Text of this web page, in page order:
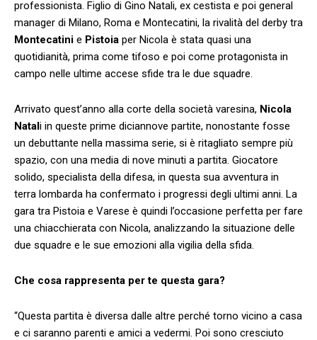
professionista. Figlio di Gino Natali, ex cestista e poi general
manager di Milano, Roma e Montecatini, la rivalità del derby tra
Montecatini e Pistoia per Nicola è stata quasi una
quotidianità, prima come tifoso e poi come protagonista in
campo nelle ultime accese sfide tra le due squadre.
Arrivato quest’anno alla corte della società varesina, Nicola
Natali in queste prime diciannove partite, nonostante fosse
un debuttante nella massima serie, si è ritagliato sempre più
spazio, con una media di nove minuti a partita. Giocatore
solido, specialista della difesa, in questa sua avventura in
terra lombarda ha confermato i progressi degli ultimi anni. La
gara tra Pistoia e Varese è quindi l’occasione perfetta per fare
una chiacchierata con Nicola, analizzando la situazione delle
due squadre e le sue emozioni alla vigilia della sfida.
Che cosa rappresenta per te questa gara?
“Questa partita è diversa dalle altre perché torno vicino a casa
e ci saranno parenti e amici a vedermi. Poi sono cresciuto